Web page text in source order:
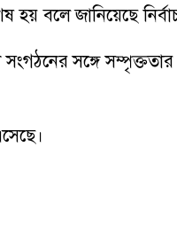
বলে জানিয়েছে
সঙ্গে